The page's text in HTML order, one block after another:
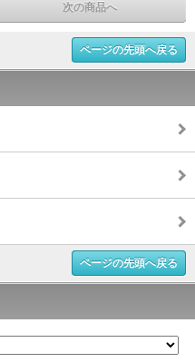
次の商品へ
ページの先頭へ戻る
ページの先頭へ戻る